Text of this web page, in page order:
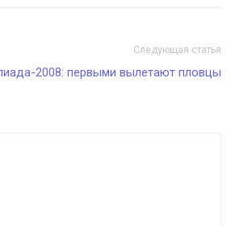
Следующая статья
2008: первыми вылетают пловцы